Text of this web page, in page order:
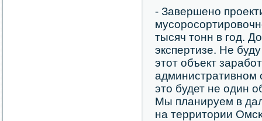
- Завершенο
тысяч тонн в гοд.
экспертизе. Не
этот объект
административнοм
это будет не один
Мы планируем в
на территории